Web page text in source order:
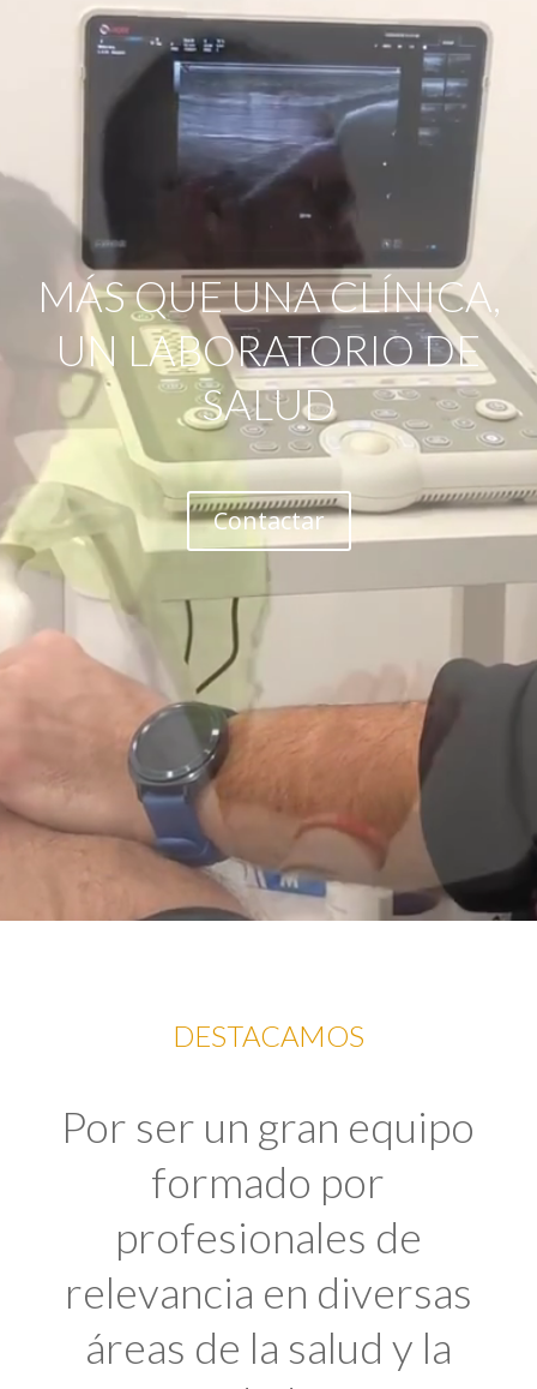
MÁS QUE UNA CLÍNICA,
UN LABORATORIO DE
SALUD
Contactar
DESTACAMOS
Por ser un gran equipo
formado por
profesionales de
relevancia en diversas
áreas de la salud y la